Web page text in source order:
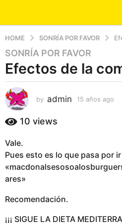
HOME SONRÍA POR FAVOR
1
5
ñ
o
a
o
1
a
ñ
s
SONRÍA POR FAVOR
Efectos de la
by admin 15 años ago
a
g
10 views
Vale.
Pues esto es lo que pasa por
ares»
Recomendación.
¡¡¡ SIGUE LA DIETA